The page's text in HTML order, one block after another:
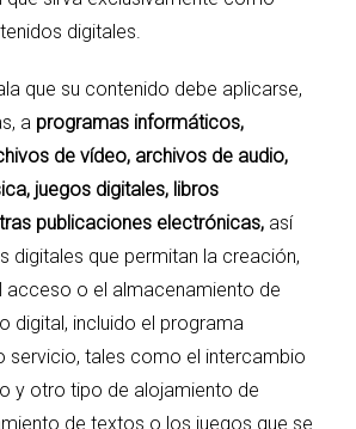
digitales.
que su contenido debe aplicarse,
a programas informáticos,
de vídeo, archivos de audio,
juegos digitales, libros
publicaciones electrónicas, así
digitales que permitan la creación,
acceso o el almacenamiento de
digital, incluido el programa
servicio, tales como el intercambio
y otro tipo de alojamiento de
de textos o los juegos que se